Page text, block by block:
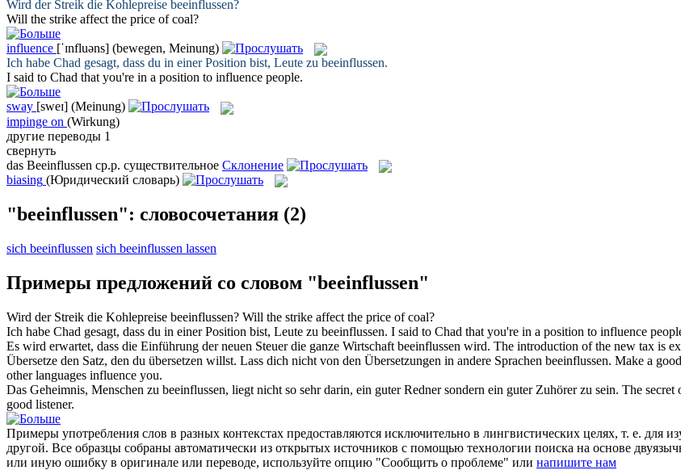
Wird der Streik die Kohlepreise beeinflussen?
Will the strike affect the price of coal?
influence [ˈɪnfluəns] (bewegen, Meinung)
Ich habe Chad gesagt, dass du in einer Position bist, Leute zu beeinflussen.
I said to Chad that you're in a position to influence people.
sway [sweɪ] (Meinung)
impinge on (Wirkung)
другие переводы 1
свернуть
das Beeinflussen ср.р. существительное Склонение
biasing (Юридический словарь)
"beeinflussen": словосочетания (2)
sich beeinflussen sich beeinflussen lassen
Примеры предложений со словом "beeinflussen"
Wird der Streik die Kohlepreise beeinflussen? Will the strike affect the price of coal?
Ich habe Chad gesagt, dass du in einer Position bist, Leute zu beeinflussen. I said to Chad that you're in a position to influence
Es wird erwartet, dass die Einführung der neuen Steuer die ganze Wirtschaft beeinflussen wird. The introduction of the new tax is
Übersetze den Satz, den du übersetzen willst. Lass dich nicht von den Übersetzungen in andere Sprachen beeinflussen. Make a
other languages influence you.
Das Geheimnis, Menschen zu beeinflussen, liegt nicht so sehr darin, ein guter Redner sondern ein guter Zuhörer zu sein. The secret
good listener.
Примеры употребления слов в разных контекстах предоставляются исключительно в лингвистических целях, т. е. для
другой. Все образцы собраны автоматически из открытых источников с помощью технологии поиска на основе
или иную ошибку в оригинале или переводе, используйте опцию "Сообщить о проблеме" или напишите нам